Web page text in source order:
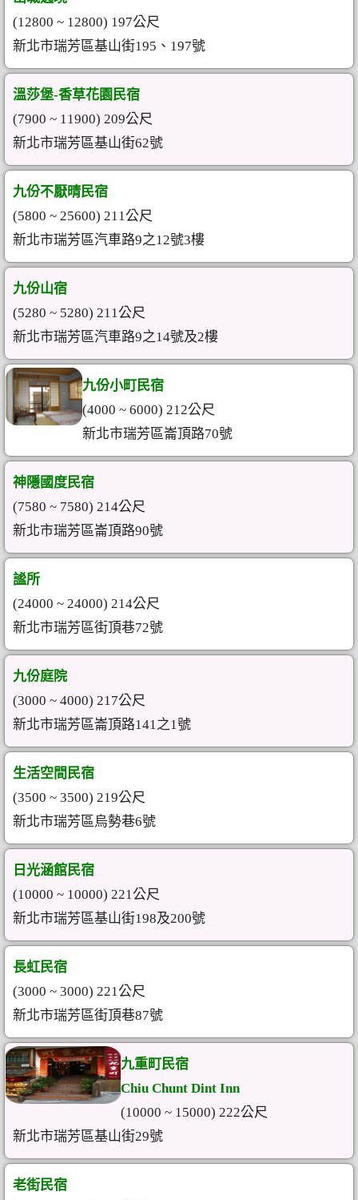
(12800 ~ 12800) 197公尺
新北市瑞芳區基山街195、197號
溫莎堡-香草花園民宿
(7900 ~ 11900) 209公尺
新北市瑞芳區基山街62號
九份不厭晴民宿
(5800 ~ 25600) 211公尺
新北市瑞芳區汽車路9之12號3樓
九份山宿
(5280 ~ 5280) 211公尺
新北市瑞芳區汽車路9之14號及2樓
九份小町民宿
(4000 ~ 6000) 212公尺
新北市瑞芳區崙頂路70號
神隱國度民宿
(7580 ~ 7580) 214公尺
新北市瑞芳區崙頂路90號
謐所
(24000 ~ 24000) 214公尺
新北市瑞芳區街頂巷72號
九份庭院
(3000 ~ 4000) 217公尺
新北市瑞芳區崙頂路141之1號
生活空間民宿
(3500 ~ 3500) 219公尺
新北市瑞芳區烏勢巷6號
日光涵館民宿
(10000 ~ 10000) 221公尺
新北市瑞芳區基山街198及200號
長虹民宿
(3000 ~ 3000) 221公尺
新北市瑞芳區街頂巷87號
九重町民宿
Chiu Chunt Dint Inn
(10000 ~ 15000) 222公尺
新北市瑞芳區基山街29號
老街民宿